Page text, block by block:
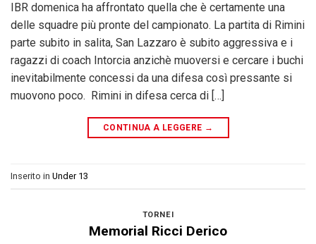
IBR domenica ha affrontato quella che è certamente una
delle squadre più pronte del campionato. La partita di Rimini
parte subito in salita, San Lazzaro è subito aggressiva e i
ragazzi di coach Intorcia anzichè muoversi e cercare i buchi
inevitabilmente concessi da una difesa così pressante si
muovono poco. Rimini in difesa cerca di […]
CONTINUA A LEGGERE →
Inserito in Under 13
TORNEI
Memorial Ricci Derico